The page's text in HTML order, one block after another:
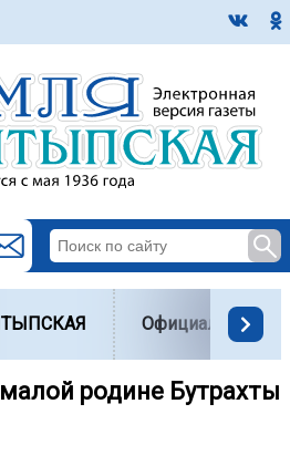
Официально
родине Бутрахты